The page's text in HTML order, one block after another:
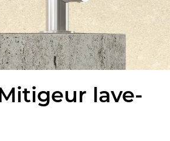
lave-